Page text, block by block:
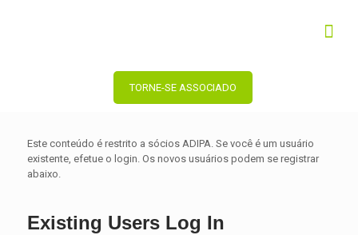
TORNE-SE ASSOCIADO
Este conteúdo é restrito a sócios ADIPA. Se você é um usuário
existente, efetue o login. Os novos usuários podem se registrar
abaixo.
Existing Users Log In